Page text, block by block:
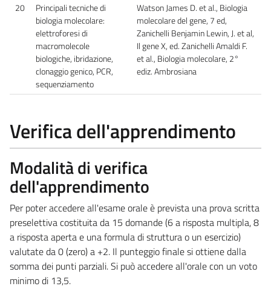
20
Principali tecniche di
biologia molecolare:
elettroforesi di
macromolecole
biologiche, ibridazione,
clonaggio genico, PCR,
sequenziamento
Watson James D. et al., Biologia
molecolare del gene, 7 ed,
Zanichelli Benjamin Lewin, J. et al,
Il gene X, ed. Zanichelli Amaldi F.
et al., Biologia molecolare, 2°
ediz. Ambrosiana
Verifica dell'apprendimento
Modalità di verifica
dell'apprendimento
Per poter accedere all'esame orale è prevista una prova scritta
preselettiva costituita da 15 domande (6 a risposta multipla, 8
a risposta aperta e una formula di struttura o un esercizio)
valutate da 0 (zero) a +2. Il punteggio finale si ottiene dalla
somma dei punti parziali. Si può accedere all'orale con un voto
minimo di 13,5.